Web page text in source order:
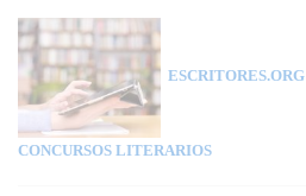
ESCRITORES.ORG
CONCURSOS LITERARIOS